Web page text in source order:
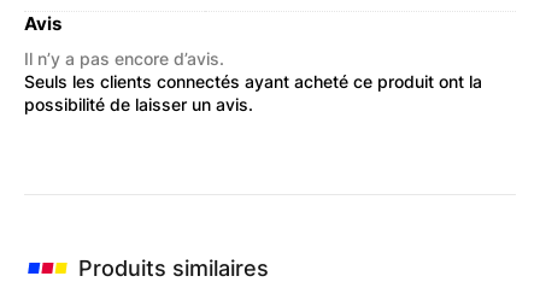
Avis
Il n’y a pas encore d’avis.
Seuls les clients connectés ayant acheté ce produit ont la
possibilité de laisser un avis.
Produits similaires